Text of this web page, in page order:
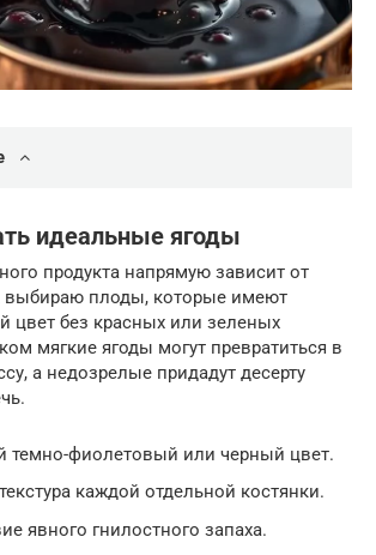
идеальные ягоды
продукта напрямую зависит от
выбираю плоды, которые имеют
цвет без красных или зеленых
мягкие ягоды могут превратиться в
а недозрелые придадут десерту
темно-фиолетовый или черный цвет.
каждой отдельной костянки.
явного гнилостного запаха.